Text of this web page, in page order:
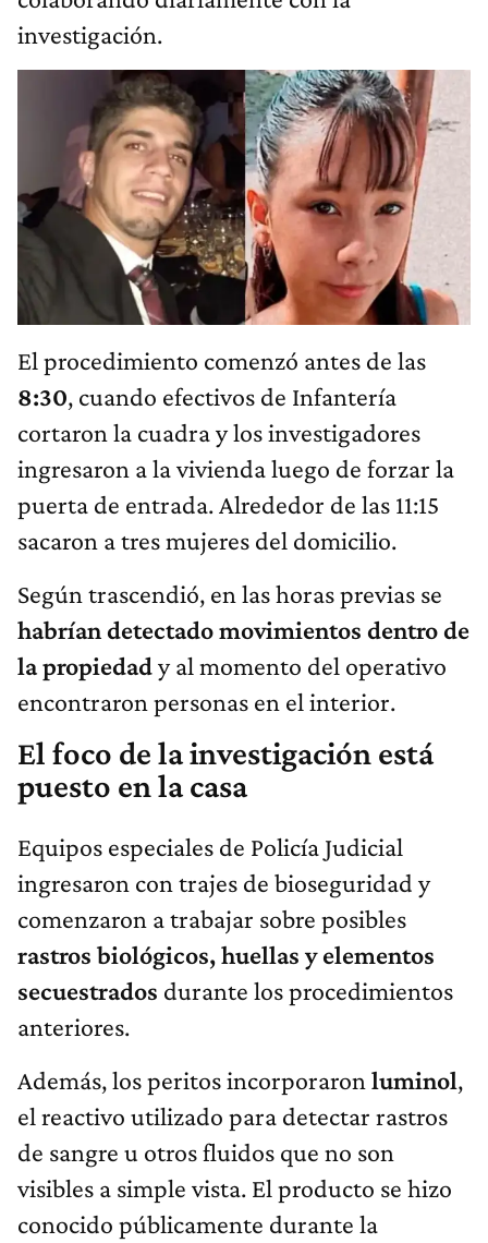
investigación.
El procedimiento comenzó antes de las
8:30, cuando efectivos de Infantería
cortaron la cuadra y los investigadores
ingresaron a la vivienda luego de forzar la
puerta de entrada. Alrededor de las 11:15
sacaron a tres mujeres del domicilio.
Según trascendió, en las horas previas se
habrían detectado movimientos dentro de
la propiedady al momento del operativo
encontraron personas en el interior.
El foco de la investigación está
puesto en la casa
Equipos especiales de Policía Judicial
ingresaron con trajes de bioseguridad y
comenzaron a trabajar sobre posibles
rastros biológicos, huellas y elementos
secuestrados durante los procedimientos
anteriores.
Además, los peritos incorporaron luminol,
el reactivo utilizado para detectar rastros
de sangre u otros fluidos que no son
visibles a simple vista. El producto se hizo
conocido públicamente durante la